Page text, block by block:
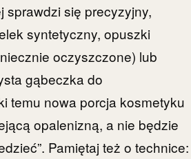
sprawdzi się precyzyjny,
syntetyczny, opuszki
oczyszczone) lub
gąbeczka do
temu nowa porcja kosmetyku
opalenizną, a nie będzie
Pamiętaj też o technice: